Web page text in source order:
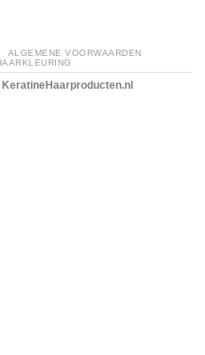
ALGEMENE VOORWAARDEN
KeratineHaarproducten.nl